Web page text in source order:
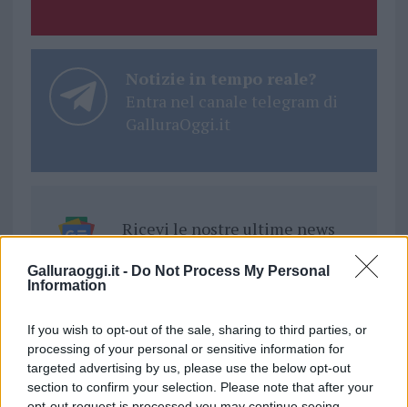
Galluraoggi.it - Do Not Process My Personal
Information
If you wish to opt-out of the sale, sharing to third parties, or
processing of your personal or sensitive information for
targeted advertising by us, please use the below opt-out
section to confirm your selection. Please note that after your
Notizie in tempo reale?
Entra nel canale telegram di
GalluraOggi.it
Ricevi le nostre ultime news
daGoogle News
Condividi l'articolo
F T PiWS